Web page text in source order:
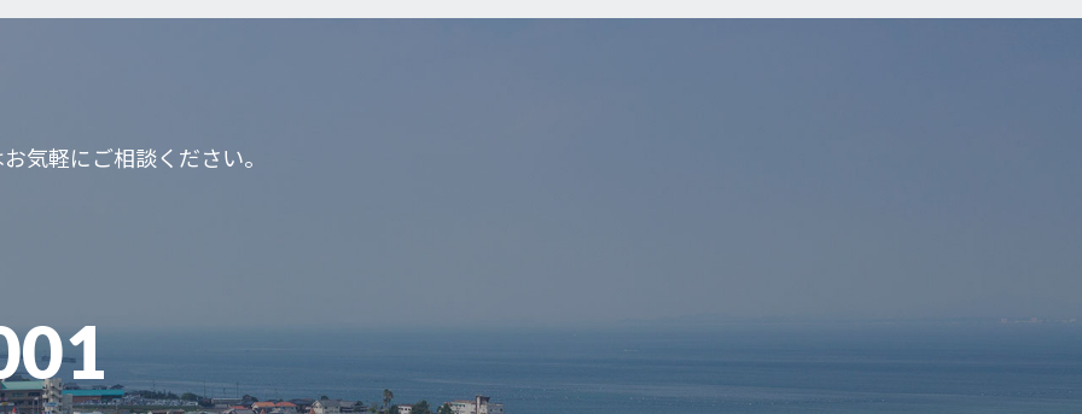
気軽にご相談ください。